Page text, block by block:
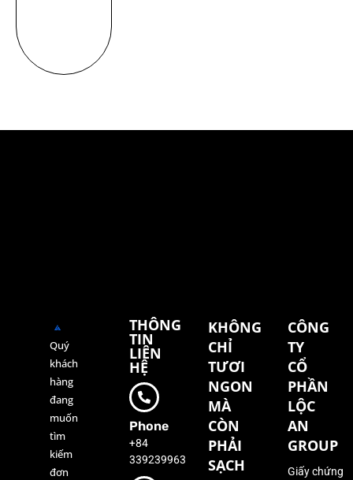
Quý
khách
hàng
đang
muốn
tìm
kiếm
đơn
THÔNG
TIN
LIÊN
HỆ
Phone
+84
339239963
KHÔNG
CHỈ
TƯƠI
NGON
MÀ
CÒN
PHẢI
SẠCH
CÔNG
TY
CỔ
PHẦN
LỘC
AN
GROUP
Giấy chứng